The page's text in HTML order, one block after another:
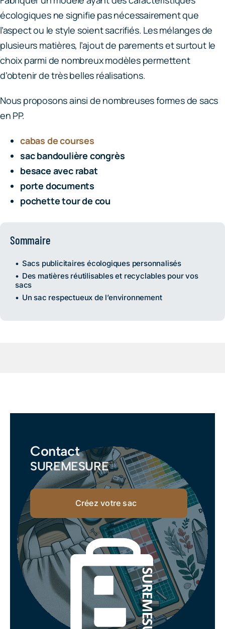
écologiques ne signifie pas nécessairement que
l’aspect ou le style soient sacrifiés. Les mélanges de
plusieurs matières, l’ajout de parements et surtout le
choix parmi de nombreux modèles permettent
d’obtenir de très belles réalisations.
Nous proposons ainsi de nombreuses formes de sacs
en PP.
cabas de courses
sac bandoulière congrès
besace avec rabat
porte documents
pochette tour de cou
Sommaire
Sacs publicitaires écologiques personnalisés
Des matières réutilisables et recyclables pour vos
sacs
Un sac respectueux de l’environnement
Contact
SUREMESURE
Créez votre sac